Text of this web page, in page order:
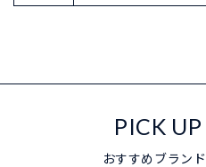
PICK
おすすめブラン